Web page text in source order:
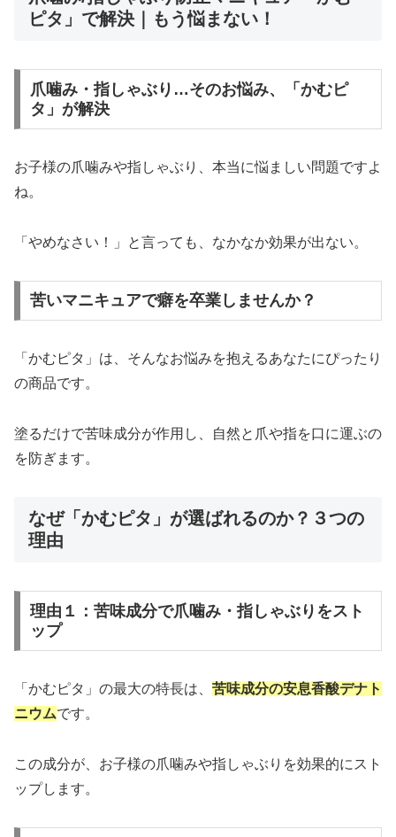
ピタ」で解決｜もう悩まない！
爪噛み・指しゃぶり…そのお悩み、「かむピ
タ」が解決
お子様の爪噛みや指しゃぶり、本当に悩ましい問題ですよ
ね。
「やめなさい！」と言っても、なかなか効果が出ない。
苦いマニキュアで癖を卒業しませんか？
「かむピタ」は、そんなお悩みを抱えるあなたにぴったり
の商品です。
塗るだけで苦味成分が作用し、自然と爪や指を口に運ぶの
を防ぎます。
なぜ「かむピタ」が選ばれるのか？３つの
理由
理由１：苦味成分で爪噛み・指しゃぶりをスト
ップ
「かむピタ」の最大の特長は、 苦味成分の安息香酸デナト
ニウムです。
この成分が、お子様の爪噛みや指しゃぶりを効果的にスト
ップします。